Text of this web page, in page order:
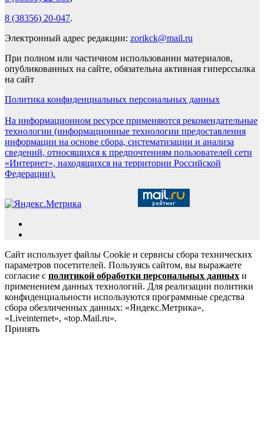
8 (38356) 20-047.
Электронный адрес редакции: zorikck@mail.ru
При полном или частичном использовании материалов,
опубликованных на сайте, обязательна активная гиперссылка
на сайт
Политика конфиденциальных персональных данных
На информационном ресурсе применяются рекомендательные
технологии (информационные технологии предоставления
информации на основе сбора, систематизации и анализа
сведений, относящихся к предпочтениям пользователей сети
«Интернет», находящихся на территории Российской
Федерации).
Сайт использует файлы Cookie и сервисы сбора технических
параметров посетителей. Пользуясь сайтом, вы выражаете
согласие с политикой обработки персональных данных и
применением данных технологий. Для реализации политики
конфиденциальности используются программные средства
сбора обезличенных данных: «Яндекс.Метрика»,
«Liveinternet», «top.Mail.ru».
Принять